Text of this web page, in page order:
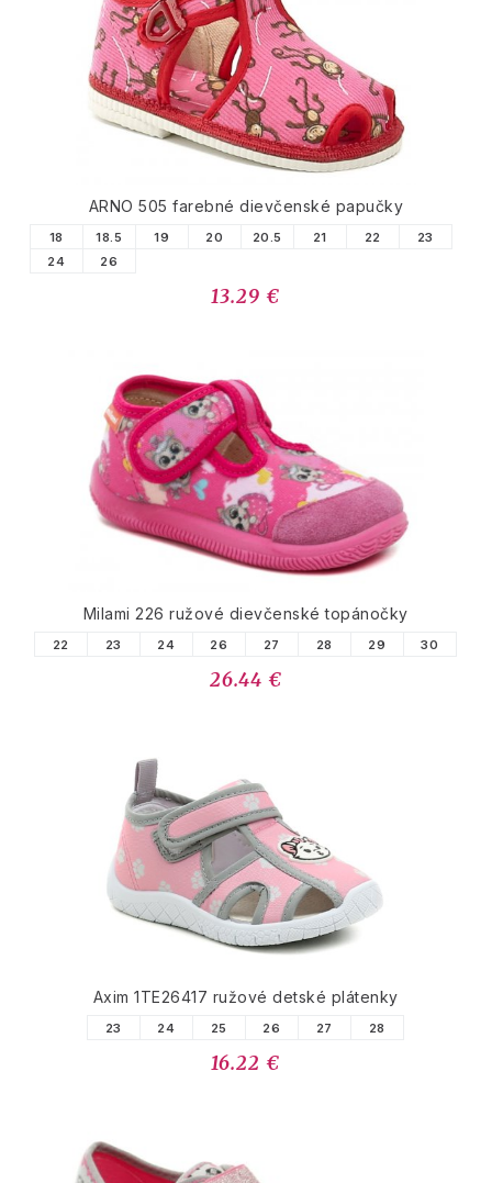
ARNO 505 farebné dievčenské papučky
18 18.5 19 20 20.5 21 22
23
24
26
13.29 €
Milami 226 ružové dievčenské topánočky
22 23 24 26 27 28 29 30
26.44 €
Axim 1TE26417 ružové detské plátenky
23 24 25 26 27 28
16.22 €